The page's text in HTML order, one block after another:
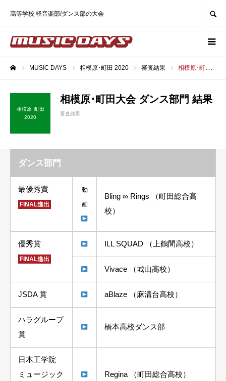
高等学校 軽音楽部/ダンス部の大会
MUSIC DAYS 相模原･町田 2020 審査結果 相模原･町田大会 ダンス部門 結果
相模原･町田
2020
相模原･町田大会 ダンス部門 結果
審査結果
ダンス部門
最優秀賞
FINAL進出
動
画
Bling ∞ Rings （町田総合高
校）
優秀賞
FINAL進出
ILL SQUAD （上鶴間高校）
Vivace （城山高校）
JSDA 賞 aBlaze （麻溝台高校）
ハラグループ
賞
橋本高校ダンス部
日本工学院
ミュージック
Regina （町田総合高校）